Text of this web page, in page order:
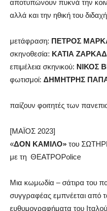
αποτυπώνουν πυκνά την
αλλά και την ηθική του
μετάφραση: ΠΕΤΡΟΣ
σκηνοθεσία: ΚΑΤΙΑ
επιμέλεια σκηνικού: ΝΙΚΟΣ
φωτισμοί: ΔΗΜΗΤΡΗΣ
παίζουν φοιτητές των
[ΜΑΪΟΣ 2023]
«ΔΟΝ ΚΑΜΙΛΟ» του
με τη ΘΕΑΤΡΟPolice
Μια κωμωδία – σάτιρα του
συγγραφέας εμπνέεται από
ευθυμογραφήματα του